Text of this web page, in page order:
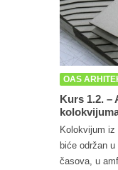
OAS
Kurs 1.2. –
Kolokvijum iz
biće održan u
časova, u